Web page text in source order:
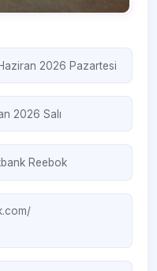
2026 Pazartesi
2026 Salı
Reebok